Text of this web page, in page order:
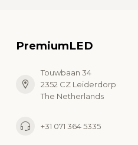
PremiumLED
Touwbaan 34
2352 CZ Leiderdorp
The Netherlands
+31 071 364 5335